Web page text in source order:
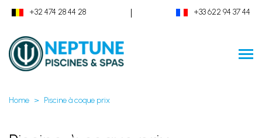
+32 474 28 44 28 | +33 622 94 37 44
Home Piscine à coque prix